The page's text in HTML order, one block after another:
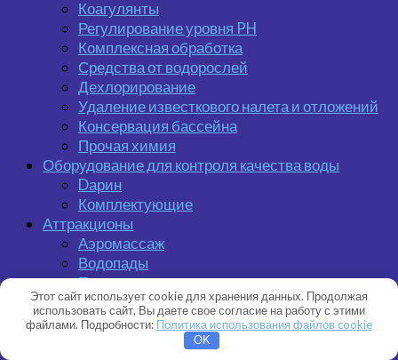
Коагулянты
Регулирование уровня PH
Комплексная обработка
Средства от водорослей
Дехлорирование
Удаление известкового налета и отложений
Консервация бассейна
Прочая химия
Оборудование для контроля качества воды
Dарин
Комплектующие
Аттракционы
Аэромассаж
Водопады
Противотоки и гидромассаж
Отделочный материал
Мозаика для бассейна Ezarri
Пленочное покрытие
Этот сайт использует cookie для хранения данных. Продолжая
использовать сайт, Вы даете свое согласие на работу с этими
файлами. Подробности: Политика использования файлов cookie
OK